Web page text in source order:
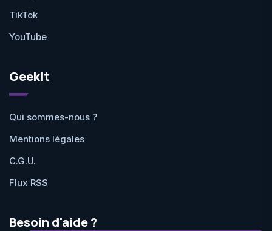
TikTok
YouTube
Geekit
Qui sommes-nous ?
Mentions légales
C.G.U.
Flux RSS
Besoin d'aide ?